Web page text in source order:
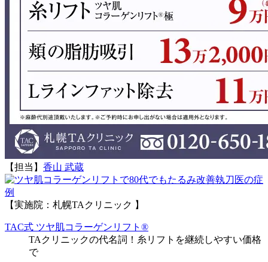
【担当】 香山 武蔵
執刀医の症
例
【実施院：札幌TAクリニック 】
TAC式 ツヤ肌コラーゲンリフト®
TAクリニックの代名詞！糸リフトを継続しやすい価格
で